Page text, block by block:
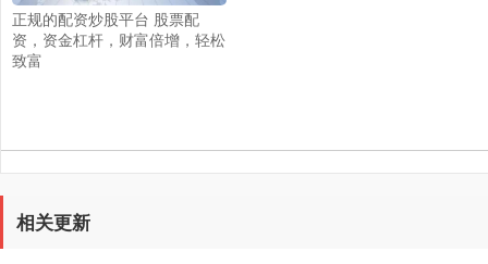
正规的配资炒股平台 股票配
资，资金杠杆，财富倍增，轻松
致富
相关更新